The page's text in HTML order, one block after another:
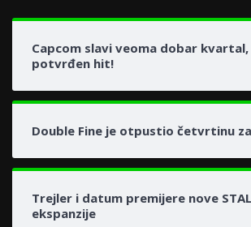
Capcom slavi veoma dobar
potvrđen hit!
Double Fine je otpustio četvrtinu
Trejler i datum premijere nove
ekspanzije